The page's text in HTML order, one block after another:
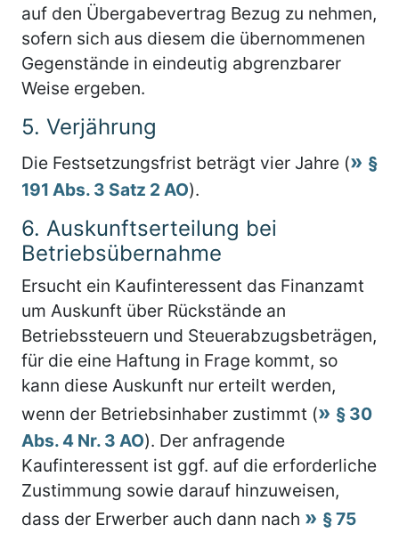
auf den Übergabevertrag Bezug zu nehmen,
sofern sich aus diesem die übernommenen
Gegenstände in eindeutig abgrenzbarer
Weise ergeben.
5. Verjährung
Die Festsetzungsfrist beträgt vier Jahre (
§
191 Abs. 3 Satz 2 AO).
6. Auskunftserteilung bei
Betriebsübernahme
Ersucht ein Kaufinteressent das Finanzamt
um Auskunft über Rückstände an
Betriebssteuern und Steuerabzugsbeträgen,
für die eine Haftung in Frage kommt, so
kann diese Auskunft nur erteilt werden,
wenn der Betriebsinhaber zustimmt (
§ 30
Abs. 4 Nr. 3 AO). Der anfragende
Kaufinteressent ist ggf. auf die erforderliche
Zustimmung sowie darauf hinzuweisen,
dass der Erwerber auch dann nach
§ 75